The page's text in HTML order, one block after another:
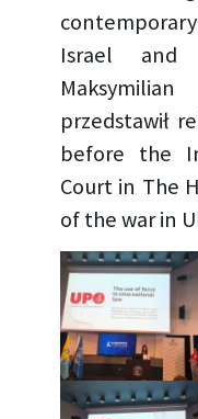
Israel
przedstawił
before the
Court in The
of the war in